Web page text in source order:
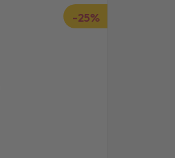
-25%